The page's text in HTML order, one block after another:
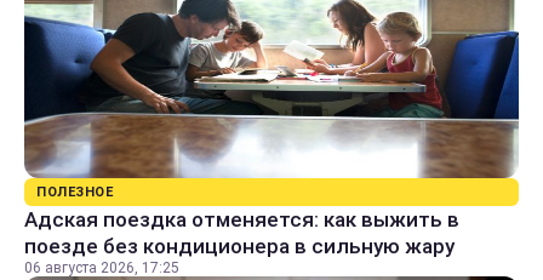
ПОЛЕЗНОЕ
Адская поездка отменяется: как выжить в
поезде без кондиционера в сильную жару
06 августа 2026, 17:25